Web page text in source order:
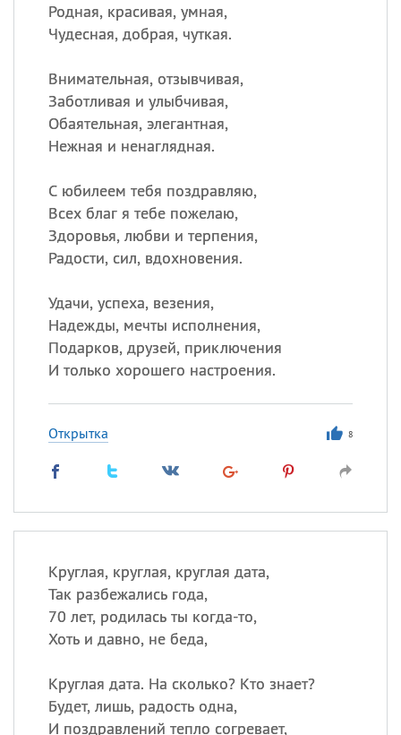
Родная, красивая, умная,
Чудесная, добрая, чуткая.
Внимательная, отзывчивая,
Заботливая и улыбчивая,
Обаятельная, элегантная,
Нежная и ненаглядная.
С юбилеем тебя поздравляю,
Всех благ я тебе пожелаю,
Здоровья, любви и терпения,
Радости, сил, вдохновения.
Удачи, успеха, везения,
Надежды, мечты исполнения,
Подарков, друзей, приключения
И только хорошего настроения.
Открытка 8
Круглая, круглая, круглая дата,
Так разбежались года,
70 лет, родилась ты когда-то,
Хоть и давно, не беда,
Круглая дата. На сколько? Кто знает?
Будет, лишь, радость одна,
И поздравлений тепло согревает,